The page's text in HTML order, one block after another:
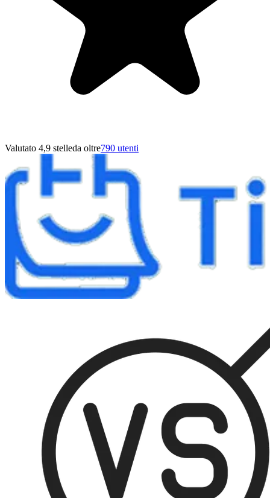
Valutato 4,9 stelleda oltre790 utenti